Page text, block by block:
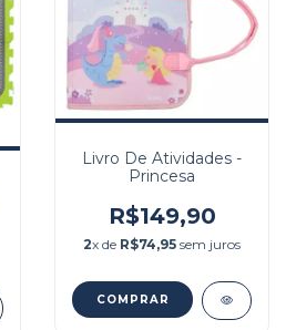
Livro De Atividades -
Princesa
R$149,90
2x de R$74,95 sem juros